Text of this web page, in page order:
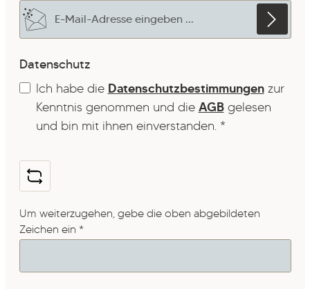
E-Mail-Adresse*
Datenschutz
Ich habe die Datenschutzbestimmungenzur
Kenntnis genommen und die AGBgelesen
und bin mit ihnen einverstanden. *
Um weiterzugehen, gebe die oben abgebildeten
Zeichen ein *